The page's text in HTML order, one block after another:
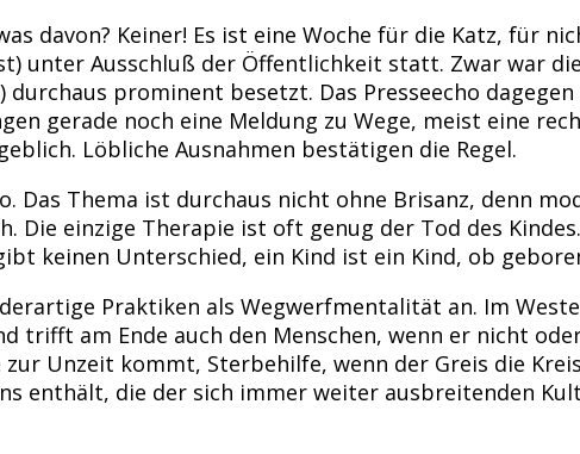
davon? Keiner! Es ist eine Woche für die Katz, für
unter Ausschluß der Öffentlichkeit statt. Zwar war
prominent besetzt. Das Presseecho
gerade noch eine Meldung zu Wege, meist eine
Löbliche Ausnahmen bestätigen die Regel.
Das Thema ist durchaus nicht ohne Brisanz, denn
Die einzige Therapie ist oft genug der Tod des
keinen Unterschied, ein Kind ist ein Kind, ob
Praktiken als Wegwerfmentalität an. Im
trifft am Ende auch den Menschen, wenn er nicht
Unzeit kommt, Sterbehilfe, wenn der Greis die
enthält, die der sich immer weiter ausbreitenden